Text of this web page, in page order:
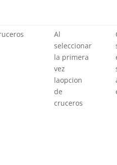
Al
seleccionar
la primera
vez
laopcion
de
cruceros